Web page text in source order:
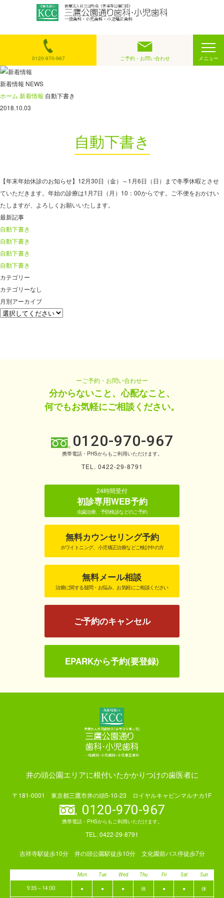
0120-970-967 ご予約・お問い合わせ メニュー
新着情報 NEWS
ホーム 新着情報 自動下書き
2018.10.03
自動下書き
【年末年始休診のお知らせ】12月30日（金）～1月6日（日）まで冬季休暇とさせ
ていただきます。年始の診療は1月7日（月）10：00からです。ご不便をおかけい
たしますが、よろしくお願いいたします。
最新記事
自動下書き
自動下書き
自動下書き
自動下書き
カテゴリー
カテゴリーなし
月別アーカイブ
ーご予約・お問い合わせー
分からないこと、心配なこと、
何でもお気軽にご相談ください。
0120-970-967
携帯電話・PHSからもご利用いただけます。
TEL. 0422-29-8791
24時間受付
初診専用WEB予約
虫歯治療、予防検診などのご予約
無料カウンセリング予約
ホワイトニング、小児矯正治療などご検討中の方
無料メール相談
治療に関する疑問・お悩み、お気軽にご相談ください
ご予約のキャンセル
EPARKから予約(要登録)
井の頭公園エリアに根付いたかかりつけの歯医者に
〒181-0001 東京都三鷹市井の頭5-10-23 ロイヤルキャビンマルナカ1F
0120-970-967
携帯電話・PHSからもご利用いただけます。
TEL. 0422-29-8791
吉祥寺駅徒歩10分 井の頭公園駅徒歩10分 文化園前バス停徒歩7分
Mon Tue Wed Thu Fri Sat Sun
9:35～14:00 ● ● ● 休 ● ● 休